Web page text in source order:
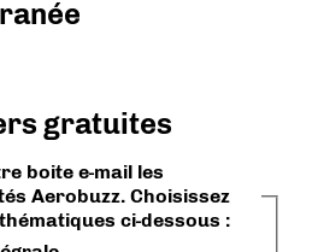
gratuites
boite e-mail les
Aerobuzz. Choisissez
ci-dessous :